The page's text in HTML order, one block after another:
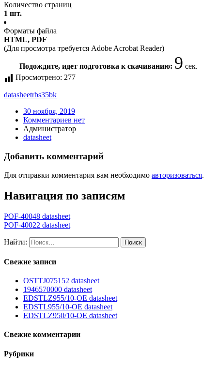
Количество страниц
1 шт.
Форматы файла
HTML, PDF
(Для просмотра требуется Adobe Acrobat Reader)
Подождите, идет подготовка к скачиванию: 9 сек.
Просмотрено: 277
datasheetrbs35bk
30 ноября, 2019
Комментариев нет
Администратор
datasheet
Добавить комментарий
Для отправки комментария вам необходимо авторизоваться.
Навигация по записям
POF-40048 datasheet
POF-40022 datasheet
Найти:
Свежие записи
OSTTJ075152 datasheet
1946570000 datasheet
EDSTLZ955/10-OE datasheet
EDSTL955/10-OE datasheet
EDSTLZ950/10-OE datasheet
Свежие комментарии
Рубрики